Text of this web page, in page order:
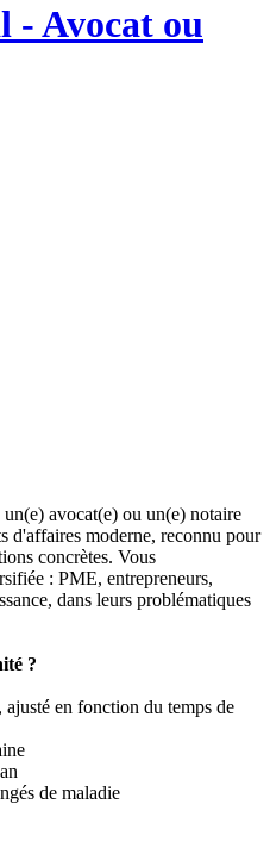
- Avocat ou
avocat(e) ou un(e) notaire
d'affaires moderne, reconnu pour
concrètes. Vous
: PME, entrepreneurs,
dans leurs problématiques
?
en fonction du temps de
de maladie